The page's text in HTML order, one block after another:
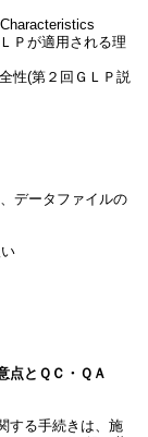
が適用される理
(第２回ＧＬＰ説
データファイルの
とＱＣ・ＱＡ
する手続きは、施